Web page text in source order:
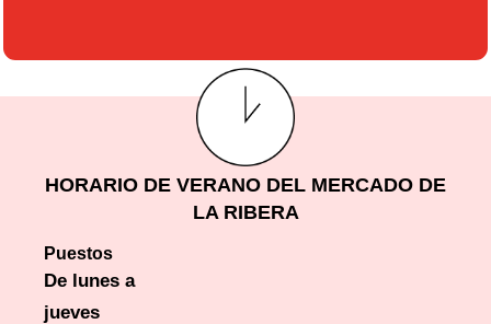
HORARIO DE VERANO DEL MERCADO DE
LA RIBERA
Puestos
De lunes a
jueves